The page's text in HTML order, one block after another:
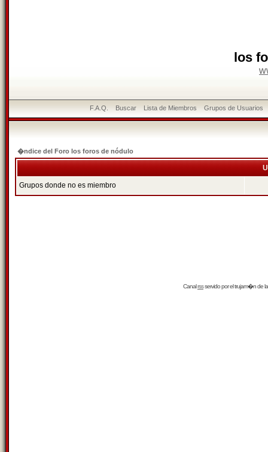
los
F.A.Q. Buscar Lista de Miembros Grupos de Usuarios
�ndice del Foro los foros de nódulo
Grupos donde no es miembro
Canalrssservido por eltrujam�nde